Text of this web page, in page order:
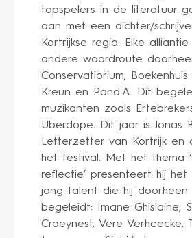
topspelers in de literatuur
aan met een dichter/
Kortrijkse regio. Elke
andere woordroute
Conservatiorium,
Kreun en Pand.A. Dit
muzikanten zoals
Uberdope. Dit jaar is Jonas
Letterzetter van Kortrijk en
het festival. Met het thema
reflectie’ presenteert hij het
jong talent die hij doorheen
begeleidt: Imane Ghislaine,
Craeynest, Vere Verheecke,